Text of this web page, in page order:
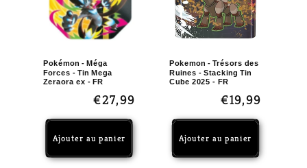
Pokémon - Méga
Forces - Tin Mega
Zeraora ex - FR
Prix
habituel
€27,99
Ajouter au panier
Pokemon - Trésors des
Ruines - Stacking Tin
Cube 2025 - FR
Prix
habituel
€19,99
Ajouter au panier